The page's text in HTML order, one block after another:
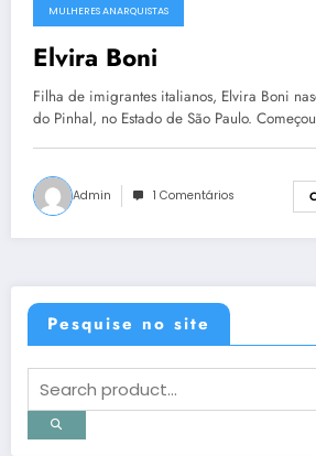
13 de julho de 2013
MULHERES ANARQUISTAS
Elvira Boni
Filha de imigrantes italianos, Elvira Boni
do Pinhal, no Estado de São Paulo.
Admin 1 Comentários
Pesquise no site